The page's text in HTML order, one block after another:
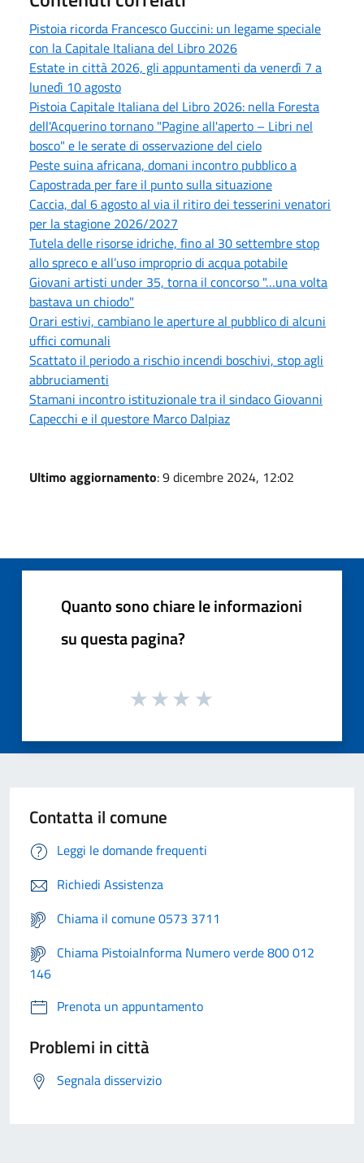
Pistoia ricorda Francesco Guccini: un legame speciale
con la Capitale Italiana del Libro 2026
Estate in città 2026, gli appuntamenti da venerdì 7 a
lunedì 10 agosto
Pistoia Capitale Italiana del Libro 2026: nella Foresta
dell'Acquerino tornano "Pagine all'aperto – Libri nel
bosco" e le serate di osservazione del cielo
Peste suina africana, domani incontro pubblico a
Capostrada per fare il punto sulla situazione
Caccia, dal 6 agosto al via il ritiro dei tesserini venatori
per la stagione 2026/2027
Tutela delle risorse idriche, fino al 30 settembre stop
allo spreco e all’uso improprio di acqua potabile
Giovani artisti under 35, torna il concorso "…una volta
bastava un chiodo"
Orari estivi, cambiano le aperture al pubblico di alcuni
uffici comunali
Scattato il periodo a rischio incendi boschivi, stop agli
abbruciamenti
Stamani incontro istituzionale tra il sindaco Giovanni
Capecchi e il questore Marco Dalpiaz
Ultimo aggiornamento: 9 dicembre 2024, 12:02
Quanto sono chiare le informazioni
su questa pagina?
Contatta il comune
Leggi le domande frequenti
Richiedi Assistenza
Chiama il comune 0573 3711
Chiama PistoiaInforma Numero verde 800 012
146
Prenota un appuntamento
Problemi in città
Segnala disservizio